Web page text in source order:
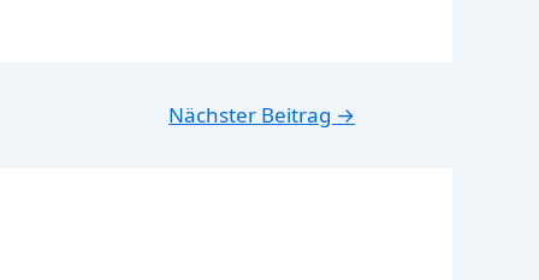
Nächster Beitrag →